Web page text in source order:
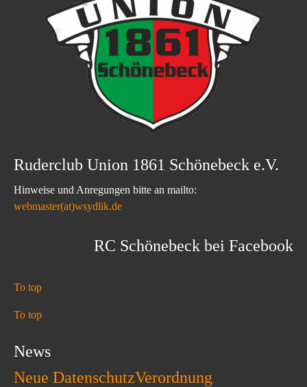
Ruderclub Union 1861 Schönebeck e.V.
Hinweise und Anregungen bitte an mailto:
webmaster(at)wsydlik.de
RC Schönebeck bei Facebook
To top
To top
News
Neue DatenschutzVerordnung